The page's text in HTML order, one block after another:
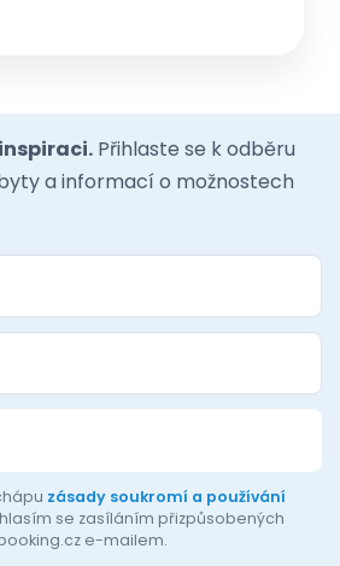
Přihlaste se k odběru
a informací o možnostech
zásady soukromí a používání
se zasíláním přizpůsobených
e-mailem.